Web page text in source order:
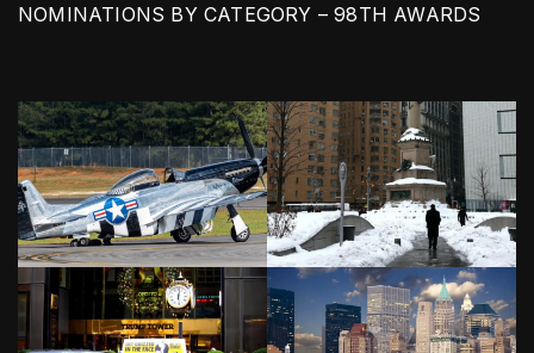
NOMINATIONS BY CATEGORY – 98TH AWARDS